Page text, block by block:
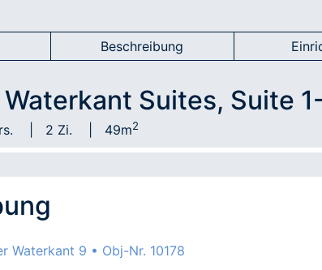
Beschreibung
Suites, Suite
2 Zi. 49m2
Waterkant 9 • Obj-Nr. 10178